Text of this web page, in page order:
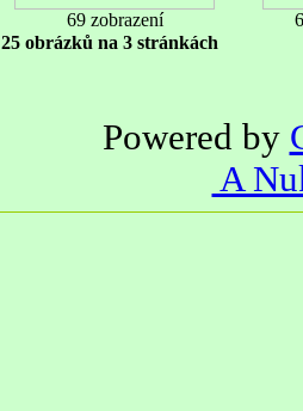
69 zobrazení
25 obrázků na 3 stránkách
Powered by
A